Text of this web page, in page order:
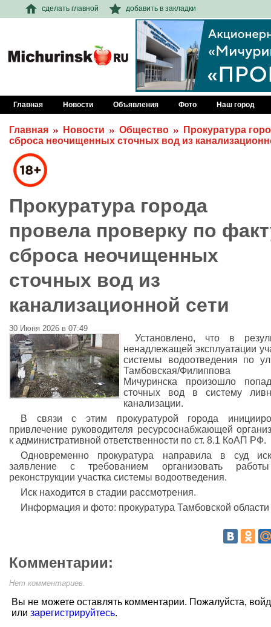
сделать главной добавить в закладки
Главная Новости Объявления Фото Наш город
Главная Новости Общество
Прокуратура
сброса неочищенных сточных вод из
Прокуратура города
провела проверку по
сброса неочищенных
сточных вод из
канализационной сети
30 Июня 2026 в 07:49
Установлено, что в
ненадлежащей эксплуатации
системы водоотведения по
Тамбовская/
Мичуринска произошло
сточных вод в систему
канализации.
В связи с этим прокуратурой города
привлечение руководителя ресурсоснабжающей
к административной ответственности по ст. 8.1 КоАП РФ.
Одновременно прокуратура направила в суд
заявление с требованием организовать
реконструкции участка системы водоотведения.
Иск находится в стадии рассмотрения.
Информация и фото: прокуратура Тамбовской области
Комментарии:
Нет комментариев.
Вы не можете оставлять комментарии. Пожалуйста,
или зарегистрируйтесь.